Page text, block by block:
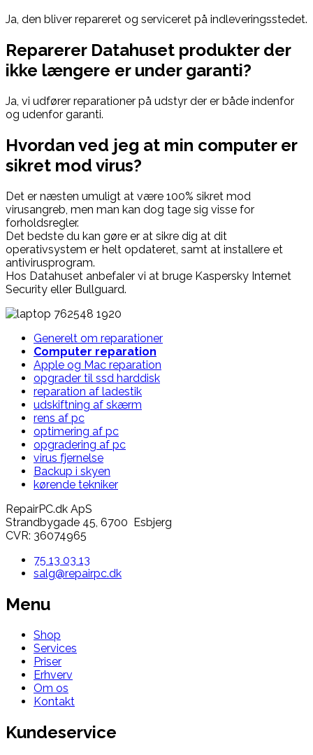
Ja, den bliver repareret og serviceret på indleveringsstedet.
Reparerer Datahuset produkter der
ikke længere er under garanti?
Ja, vi udfører reparationer på udstyr der er både indenfor
og udenfor garanti.
Hvordan ved jeg at min computer er
sikret mod virus?
Det er næsten umuligt at være 100% sikret mod
virusangreb, men man kan dog tage sig visse for
forholdsregler.
Det bedste du kan gøre er at sikre dig at dit
operativsystem er helt opdateret, samt at installere et
antivirusprogram.
Hos Datahuset anbefaler vi at bruge Kaspersky Internet
Security eller Bullguard.
Generelt om reparationer
Computer reparation
Apple og Mac reparation
opgrader til ssd harddisk
reparation af ladestik
udskiftning af skærm
rens af pc
optimering af pc
opgradering af pc
virus fjernelse
Backup i skyen
kørende tekniker
RepairPC.dk ApS
Strandbygade 45, 6700 Esbjerg
CVR: 36074965
75 13 03 13
salg@repairpc.dk
Menu
Shop
Services
Priser
Erhverv
Om os
Kontakt
Kundeservice